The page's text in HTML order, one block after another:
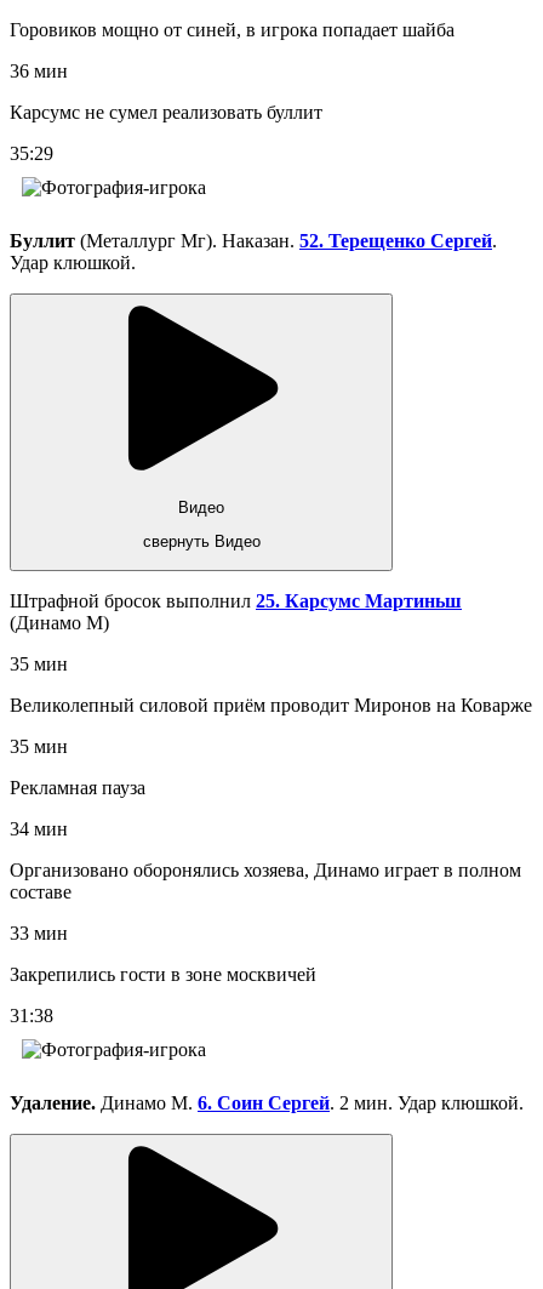
Горовиков мощно от синей, в игрока попадает шайба
36 мин
Карсумс не сумел реализовать буллит
35:29
Буллит (Металлург Мг). Наказан. 52. Терещенко Сергей.
Удар клюшкой.
Видео
свернуть Видео
Штрафной бросок выполнил 25. Карсумс Мартиньш
(Динамо М)
35 мин
Великолепный силовой приём проводит Миронов на Коварже
35 мин
Рекламная пауза
34 мин
Организовано оборонялись хозяева, Динамо играет в полном
составе
33 мин
Закрепились гости в зоне москвичей
31:38
Удаление. Динамо М. 6. Соин Сергей. 2 мин. Удар клюшкой.